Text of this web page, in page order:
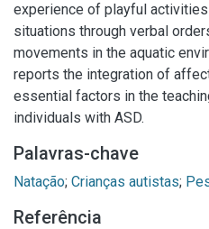
experience of playful
situations through verbal
movements in the aquatic
reports the integration of
essential factors in the
individuals with ASD.
Palavras-chave
Natação; Crianças autistas;
Referência